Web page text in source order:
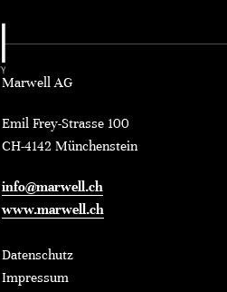
Marwell AG
Emil Frey-Strasse 100
CH-4142 Münchenstein
info@marwell.ch
www.marwell.ch
Datenschutz
Impressum